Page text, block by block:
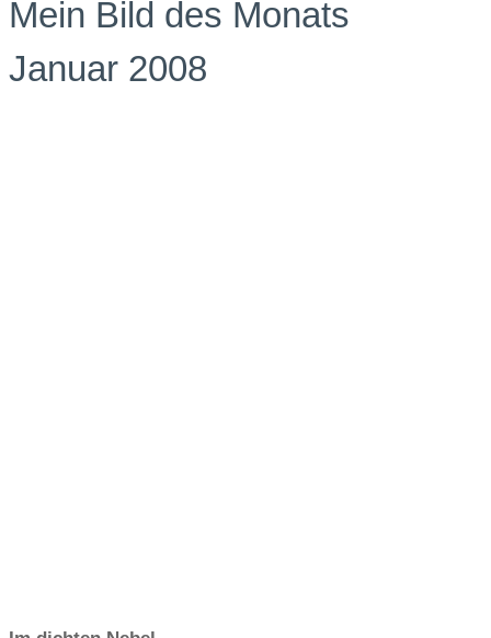
Mein Bild des Monats
Januar 2008